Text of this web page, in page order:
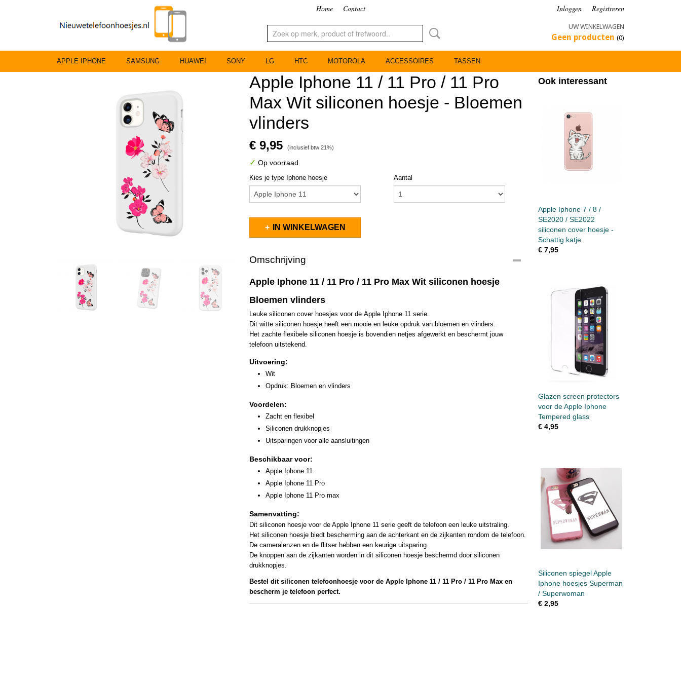
Home Contact Inloggen Registreren
UW WINKELWAGEN
Geen producten (0)
APPLE IPHONE SAMSUNG HUAWEI SONY LG HTC MOTOROLA ACCESSOIRES TASSEN
Apple Iphone 11 / 11 Pro / 11 Pro
Max Wit siliconen hoesje - Bloemen
vlinders
€ 9,95 (inclusief btw 21%)
✓ Op voorraad
Kies je type Iphone hoesje Aantal
IN WINKELWAGEN
Omschrijving
Apple Iphone 11 / 11 Pro / 11 Pro Max Wit siliconen hoesje
Bloemen vlinders
Leuke siliconen cover hoesjes voor de Apple Iphone 11 serie.
Dit witte siliconen hoesje heeft een mooie en leuke opdruk van bloemen en vlinders.
Het zachte flexibele siliconen hoesje is bovendien netjes afgewerkt en beschermt jouw
telefoon uitstekend.
Uitvoering:
Wit
Opdruk: Bloemen en vlinders
Voordelen:
Zacht en flexibel
Siliconen drukknopjes
Uitsparingen voor alle aansluitingen
Beschikbaar voor:
Apple Iphone 11
Apple Iphone 11 Pro
Apple Iphone 11 Pro max
Samenvatting:
Dit siliconen hoesje voor de Apple Iphone 11 serie geeft de telefoon een leuke uitstraling.
Het siliconen hoesje biedt bescherming aan de achterkant en de zijkanten rondom de telefoon.
De cameralenzen en de flitser hebben een keurige uitsparing.
De knoppen aan de zijkanten worden in dit siliconen hoesje beschermd door siliconen
drukknopjes.
Bestel dit siliconen telefoonhoesje voor de Apple Iphone 11 / 11 Pro / 11 Pro Max en
bescherm je telefoon perfect.
Ook interessant
Apple Iphone 7 / 8 /
SE2020 / SE2022
siliconen cover hoesje -
Schattig katje
€ 7,95
Glazen screen protectors
voor de Apple Iphone
Tempered glass
€ 4,95
Siliconen spiegel Apple
Iphone hoesjes Superman
/ Superwoman
€ 2,95